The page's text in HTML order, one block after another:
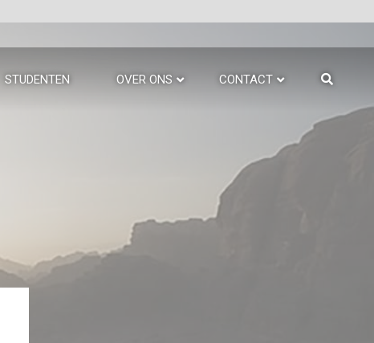
STUDENTEN OVER ONS CONTACT